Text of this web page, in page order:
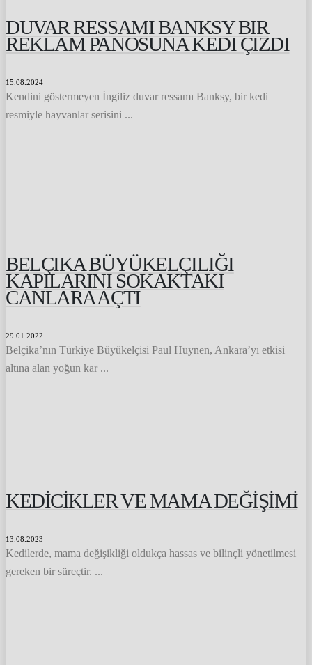
DUVAR RESSAMI BANKSY BIR
REKLAM PANOSUNA KEDI ÇIZDI
15.08.2024
Kendini göstermeyen İngiliz duvar ressamı Banksy, bir kedi
resmiyle hayvanlar serisini ...
BELÇIKA BÜYÜKELÇILIĞI
KAPILARINI SOKAKTAKI
CANLARA AÇTI
29.01.2022
Belçika’nın Türkiye Büyükelçisi Paul Huynen, Ankara’yı etkisi
altına alan yoğun kar ...
KEDİCİKLER VE MAMA DEĞİŞİMİ
13.08.2023
Kedilerde, mama değişikliği oldukça hassas ve bilinçli yönetilmesi
gereken bir süreçtir. ...